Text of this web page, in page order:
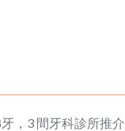
，3 間牙科診所推介